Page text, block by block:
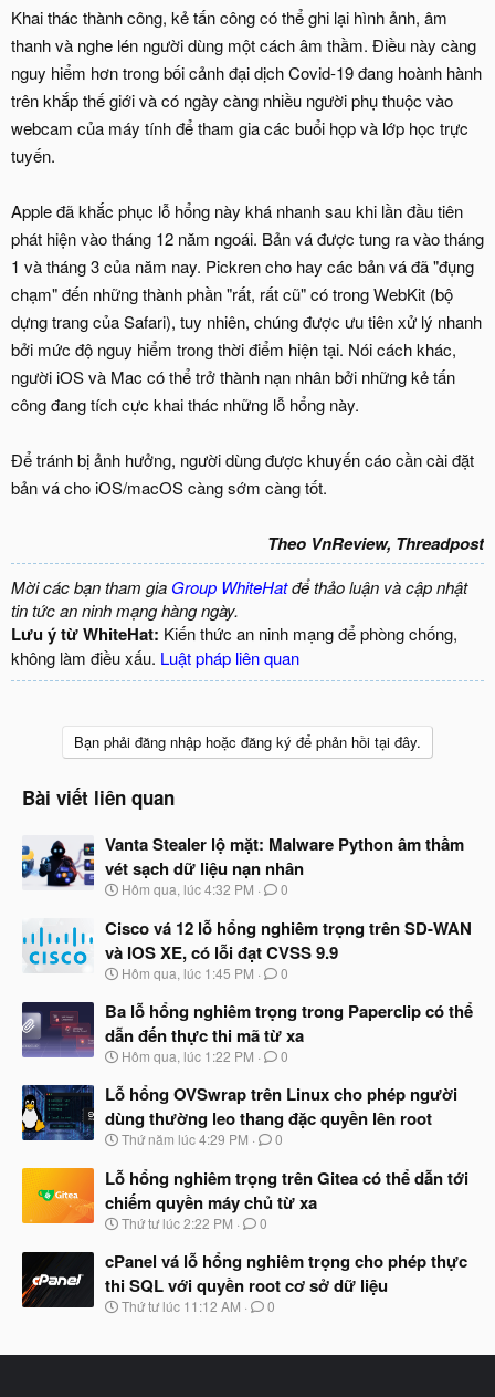
Khai thác thành công, kẻ tấn công có thể ghi lại hình ảnh, âm
thanh và nghe lén người dùng một cách âm thầm. Điều này càng
nguy hiểm hơn trong bối cảnh đại dịch Covid-19 đang hoành hành
trên khắp thế giới và có ngày càng nhiều người phụ thuộc vào
webcam của máy tính để tham gia các buổi họp và lớp học trực
tuyến.
Apple đã khắc phục lỗ hổng này khá nhanh sau khi lần đầu tiên
phát hiện vào tháng 12 năm ngoái. Bản vá được tung ra vào tháng
1 và tháng 3 của năm nay. Pickren cho hay các bản vá đã "đụng
chạm" đến những thành phần "rất, rất cũ" có trong WebKit (bộ
dựng trang của Safari), tuy nhiên, chúng được ưu tiên xử lý nhanh
bởi mức độ nguy hiểm trong thời điểm hiện tại. Nói cách khác,
người iOS và Mac có thể trở thành nạn nhân bởi những kẻ tấn
công đang tích cực khai thác những lỗ hổng này.
Để tránh bị ảnh hưởng, người dùng được khuyến cáo cần cài đặt
bản vá cho iOS/macOS càng sớm càng tốt.
Theo VnReview, Threadpost
Mời các bạn tham gia Group WhiteHatđể thảo luận và cập nhật
tin tức an ninh mạng hàng ngày.
Lưu ý từ WhiteHat: Kiến thức an ninh mạng để phòng chống,
không làm điều xấu. Luật pháp liên quan
Bạn phải đăng nhập hoặc đăng ký để phản hồi tại đây.
Bài viết liên quan
Vanta Stealer lộ mặt: Malware Python âm thầm
vét sạch dữ liệu nạn nhân
N
à
b
ắ
đ
ầ
u
Hôm qua, lúc 4:32 PM 0
Cisco vá 12 lỗ hổng nghiêm trọng trên SD-WAN
và IOS XE, có lỗi đạt CVSS 9.9
N
à
y
b
ắ
đ
ầ
u
Hôm qua, lúc 1:45 PM 0
Ba lỗ hổng nghiêm trọng trong Paperclip có thể
dẫn đến thực thi mã từ xa
N
à
b
ắ
đ
ầ
u
Hôm qua, lúc 1:22 PM 0
Lỗ hổng OVSwrap trên Linux cho phép người
dùng thường leo thang đặc quyền lên root
N
à
y
b
ắ
đ
ầ
u
Thứ năm lúc 4:29 PM 0
Lỗ hổng nghiêm trọng trên Gitea có thể dẫn tới
chiếm quyền máy chủ từ xa
N
à
b
ắ
Thứ tư lúc 2:22 PM 0
cPanel vá lỗ hổng nghiêm trọng cho phép thực
thi SQL với quyền root cơ sở dữ liệu
N
y
Thứ tư lúc 11:12 AM 0